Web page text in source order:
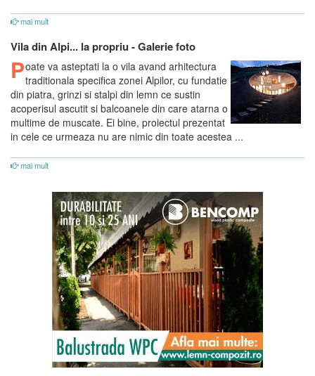
mai mult
Vila din Alpi... la propriu - Galerie foto
Poate va asteptati la o vila avand arhitectura
traditionala specifica zonei Alpilor, cu fundatie
din piatra, grinzi si stalpi din lemn ce sustin
acoperisul ascutit si balcoanele din care atarna o
multime de muscate. Ei bine, proiectul prezentat
in cele ce urmeaza nu are nimic din toate acestea ...
mai mult